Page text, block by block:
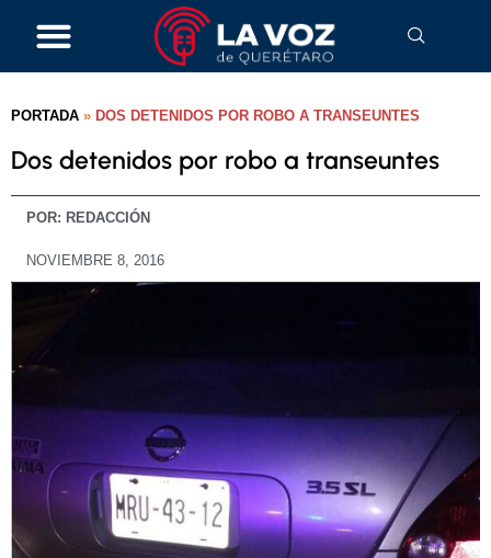
PORTADA » DOS DETENIDOS POR ROBO A TRANSEUNTES
Dos detenidos por robo a transeuntes
POR: REDACCIÓN
NOVIEMBRE 8, 2016